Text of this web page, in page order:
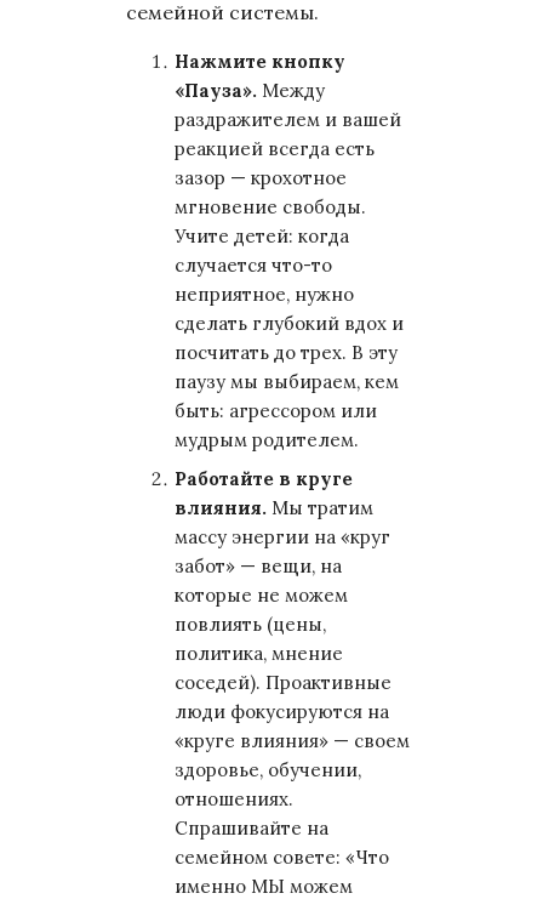
семейной системы.
Нажмите кнопку
«Пауза». Между
раздражителем и вашей
реакцией всегда есть
зазор — крохотное
мгновение свободы.
Учите детей: когда
случается что-то
неприятное, нужно
сделать глубокий вдох и
посчитать до трех. В эту
паузу мы выбираем, кем
быть: агрессором или
мудрым родителем.
Работайте в круге
влияния. Мы тратим
массу энергии на «круг
забот» — вещи, на
которые не можем
повлиять (цены,
политика, мнение
соседей). Проактивные
люди фокусируются на
«круге влияния» — своем
здоровье, обучении,
отношениях.
Спрашивайте на
семейном совете: «Что
именно МЫ можем